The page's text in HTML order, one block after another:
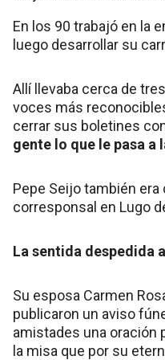
En los 90 trabajó en la
luego desarrollar su
Allí llevaba cerca de
voces más
cerrar sus boletines
gente lo que le pasa a
Pepe Seijo también era
corresponsal en Lugo
La sentida despedida
Su esposa Carmen
publicaron un aviso
amistades una oración
la misa que por su